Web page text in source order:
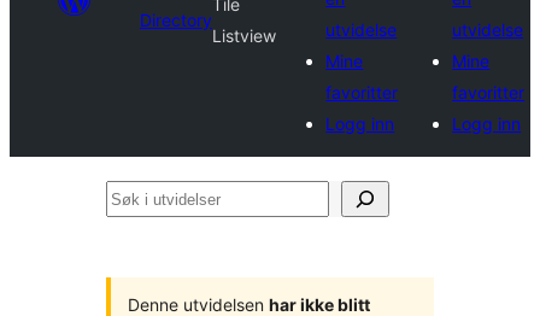
Directory
Tile
Listview
utvidelse
Mine
favoritter
Logg inn
utvidelse
Mine
favoritter
Logg inn
Søk
Denne utvidelsen har ikke blitt